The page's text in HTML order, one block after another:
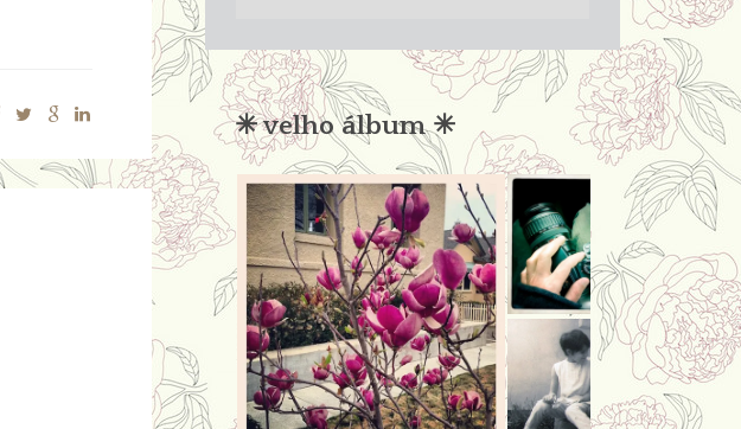
condena
✳︎ velho álbum ✳︎